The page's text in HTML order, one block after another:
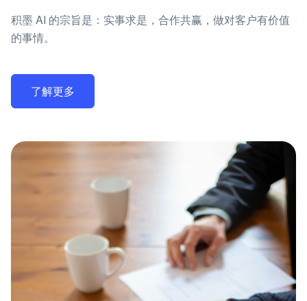
积墨 AI 的宗旨是：实事求是，合作共赢，做对客户有价值
的事情。
了解更多